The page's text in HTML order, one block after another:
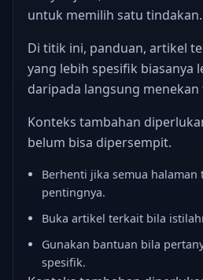
untuk memilih satu tindakan.
Di titik ini, panduan, artikel
yang lebih spesifik biasanya
daripada langsung
Konteks tambahan
belum bisa dipersempit.
Berhenti jika semua halaman
pentingnya.
Buka artikel terkait bila
Gunakan bantuan bila
spesifik.